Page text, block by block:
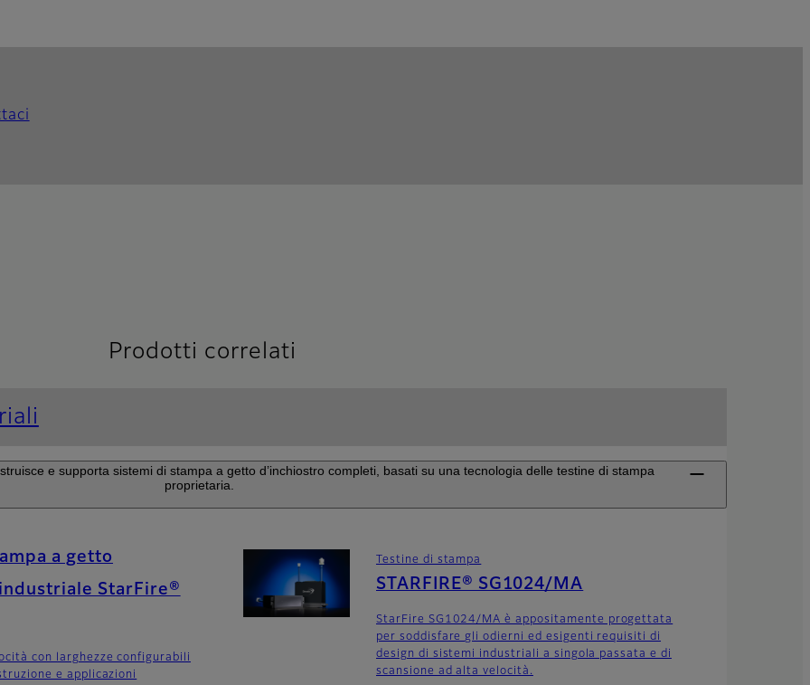
Prodotti correlati
e supporta sistemi di stampa a getto d’inchiostro completi, basati su una tecnologia delle testine di stampa
proprietaria.
a getto
StarFire®
con larghezze configurabili
e applicazioni
Testine di stampa
STARFIRE® SG1024/MA
StarFire SG1024/MA è appositamente progettata
per soddisfare gli odierni ed esigenti requisiti di
design di sistemi industriali a singola passata e di
scansione ad alta velocità.